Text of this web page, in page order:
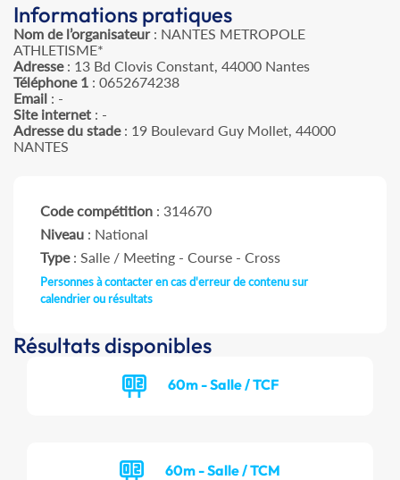
Informations pratiques
Nom de l’organisateur: NANTES METROPOLE
ATHLETISME*
Adresse: 13 Bd Clovis Constant, 44000 Nantes
Téléphone 1 : 0652674238
Email : -
Site internet : -
Adresse du stade: 19 Boulevard Guy Mollet, 44000
NANTES
Code compétition : 314670
Niveau : National
Type: Salle / Meeting - Course - Cross
Personnes à contacter en cas d'erreur de contenu sur
calendrier ou résultats
Résultats disponibles
60m - Salle / TCF
60m - Salle / TCM